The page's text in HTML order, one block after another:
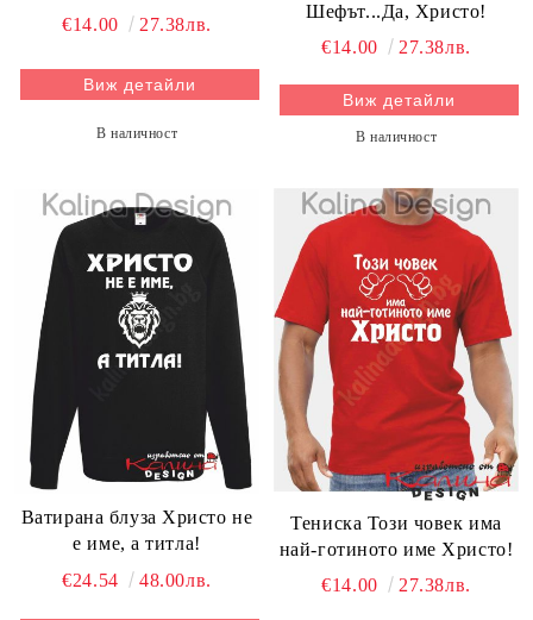
€14.00 27.38лв.
Виж детайли
В наличност
Шефът...Да, Христо!
€14.00
27.38лв.
Виж детайли
В наличност
Ватирана блуза Христо не
е име, а титла!
€24.54
48.00лв.
Тениска Този човек има
най-готиното име Христо!
€14.00
27.38лв.